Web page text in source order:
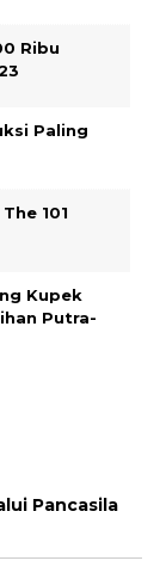
Ribu
Paling
101
Kupek
Putra-
Pancasila